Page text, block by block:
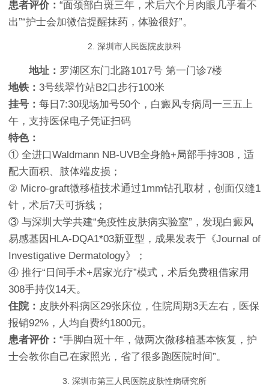
患者评价： “面颈部白斑三年，术后六个月肉眼几乎看不
出”“护士会加微信提醒抹药，体验很好”。
2. 深圳市人民医院皮肤科
地址： 罗湖区东门北路1017号 第一门诊7楼
地铁： 3号线翠竹站B2口步行100米
挂号： 每日7:30现场加号50个，白癜风专病周一三五上
午，支持医保电子凭证扫码
特色：
① 全进口Waldmann NB-UVB全身舱+局部手持308，适
配大面积、肢体端皮损；
② Micro-graft微移植技术通过1mm钻孔取材，创面仅缝1
针，术后7天可拆线；
③ 与深圳大学共建“免疫性皮肤病实验室”，发现白癜风
易感基因HLA-DQA1*03新亚型，成果发表于《Journal of
Investigative Dermatology》；
④ 推行“日间手术+居家光疗”模式，术后免费租借家用
308手持仪14天。
住院： 皮肤外科病区29张床位，住院周期3天左右，医保
报销92%，人均自费约1800元。
患者评价： “手脚白斑十年，做两次微移植基本恢复，护
士会教你自己在家照光，省了很多跑医院时间”。
3. 深圳市第三人民医院皮肤性病研究所